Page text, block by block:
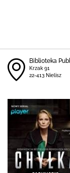
Biblioteka
Krzak 91
22-413 Nielisz